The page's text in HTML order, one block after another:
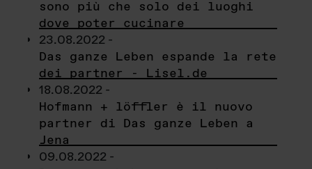
sono più che solo dei luoghi
dove poter cucinare
23.08.2022 -
Das ganze Leben espande la rete
dei partner - Lisel.de
18.08.2022 -
Hofmann + löffler è il nuovo
partner di Das ganze Leben a
Jena
09.08.2022 -